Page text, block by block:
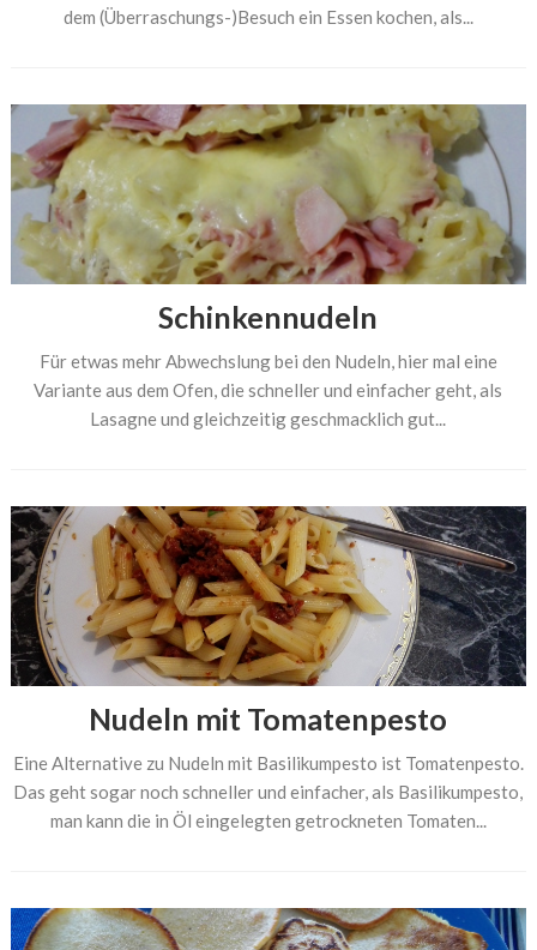
dem (Überraschungs-)Besuch ein Essen kochen, als...
Schinkennudeln
Für etwas mehr Abwechslung bei den Nudeln, hier mal eine
Variante aus dem Ofen, die schneller und einfacher geht, als
Lasagne und gleichzeitig geschmacklich gut...
Nudeln mit Tomatenpesto
Eine Alternative zu Nudeln mit Basilikumpesto ist Tomatenpesto.
Das geht sogar noch schneller und einfacher, als Basilikumpesto,
man kann die in Öl eingelegten getrockneten Tomaten...